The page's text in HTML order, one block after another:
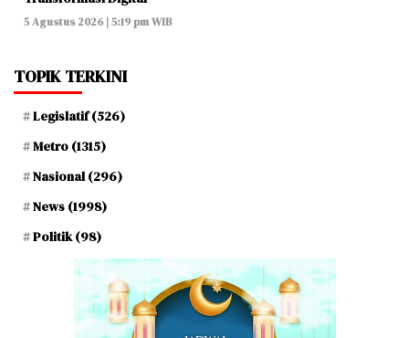
5 Agustus 2026 | 5:19 pm WIB
TOPIK TERKINI
Legislatif(526)
Metro (1315)
Nasional(296)
News (1998)
Politik(98)